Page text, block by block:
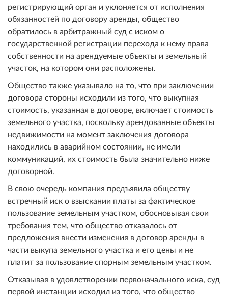
регистрирующий орган и уклоняется от исполнения
обязанностей по договору аренды, общество
обратилось в арбитражный суд с иском о
государственной регистрации перехода к нему права
собственности на арендуемые объекты и земельный
участок, на котором они расположены.
Общество также указывало на то, что при заключении
договора стороны исходили из того, что выкупная
стоимость, указанная в договоре, включает стоимость
земельного участка, поскольку арендованные объекты
недвижимости на момент заключения договора
находились в аварийном состоянии, не имели
коммуникаций, их стоимость была значительно ниже
договорной.
В свою очередь компания предъявила обществу
встречный иск о взыскании платы за фактическое
пользование земельным участком, обосновывая свои
требования тем, что общество отказалось от
предложения внести изменения в договор аренды в
части выкупа земельного участка и его цены и не
платит за пользование спорным земельным участком.
Отказывая в удовлетворении первоначального иска, суд
первой инстанции исходил из того, что общество